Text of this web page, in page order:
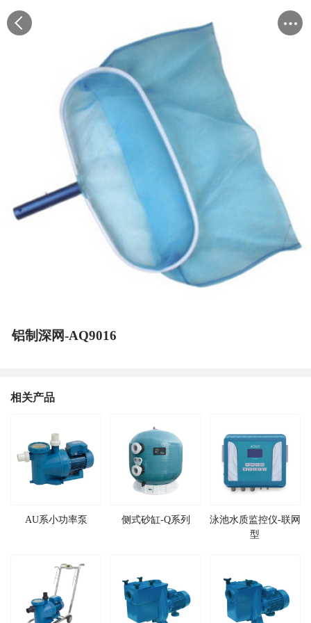
铝制深网-AQ9016
相关产品
AU系小功率泵 侧式砂缸-Q系列
泳池水质监控仪-联网
型